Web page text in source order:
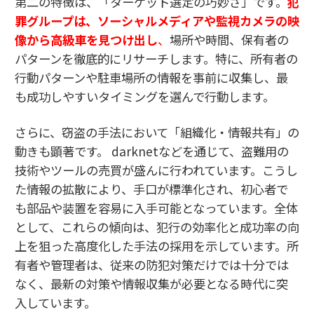
罪グループは、ソーシャルメディアや監視カメラの映
像から高級車を見つけ出し、 場所や時間、保有者の
パターンを徹底的にリサーチします。特に、所有者の
行動パターンや駐車場所の情報を事前に収集し、最
も成功しやすいタイミングを選んで行動します。
さらに、窃盗の手法において「組織化・情報共有」の
動きも顕著です。 darknetなどを通じて、盗難用の
技術やツールの売買が盛んに行われています。こうし
た情報の拡散により、手口が標準化され、初心者で
も部品や装置を容易に入手可能となっています。全体
として、これらの傾向は、犯行の効率化と成功率の向
上を狙った高度化した手法の採用を示しています。所
有者や管理者は、従来の防犯対策だけでは十分では
なく、最新の対策や情報収集が必要となる時代に突
入しています。